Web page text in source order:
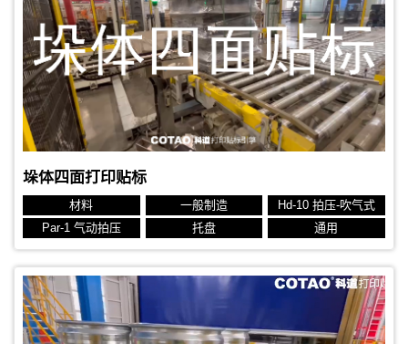
垛体四面打印贴标
材料 一般制造
Hd-10 拍压-吹气式
Par-1 气动拍压
托盘 通用